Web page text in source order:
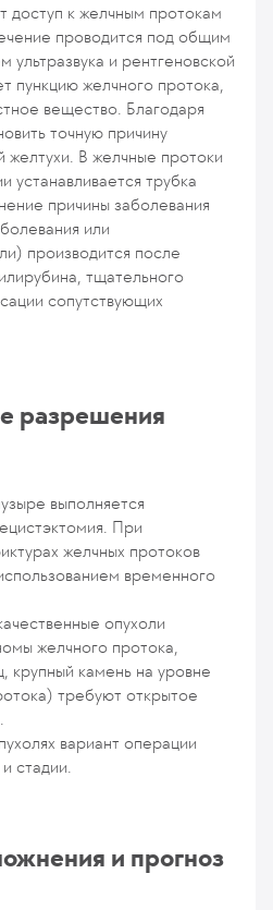
доступ к желчным протокам
проводится под общим
ультразвука и рентгеновской
пункцию желчного протока,
вещество. Благодаря
точную причину
желтухи. В желчные протоки
устанавливается трубка
причины заболевания
или
производится после
тщательного
сопутствующих
разрешения
выполняется
При
желчных протоков
временного
опухоли
желчного протока,
камень на уровне
требуют открытое
вариант операции
стадии.
и прогноз